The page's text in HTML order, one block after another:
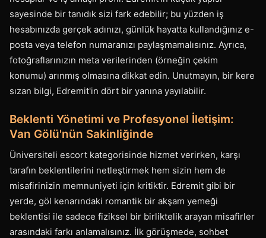
sayesinde bir tanıdık sizi fark edebilir; bu yüzden iş
hesabınızda gerçek adınızı, günlük hayatta kullandığınız e-
posta veya telefon numaranızı paylaşmamalısınız. Ayrıca,
fotoğraflarınızın meta verilerinden (örneğin çekim
konumu) arınmış olmasına dikkat edin. Unutmayın, bir kere
sızan bilgi, Edremit'in dört bir yanına yayılabilir.
Beklenti Yönetimi ve Profesyonel İletişim:
Van Gölü'nün Sakinliğinde
Üniversiteli escort kategorisinde hizmet verirken, karşı
tarafın beklentilerini netleştirmek hem sizin hem de
misafirinizin memnuniyeti için kritiktir. Edremit gibi bir
yerde, göl kenarındaki romantik bir akşam yemeği
beklentisi ile sadece fiziksel bir birliktelik arayan misafirler
arasındaki farkı anlamalısınız. İlk görüşmede, sohbet